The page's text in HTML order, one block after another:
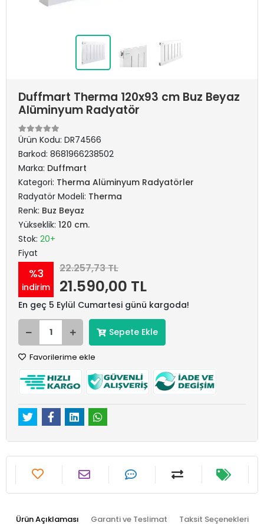
Duffmart Therma 120x93 cm Buz Beyaz
Alüminyum Radyatör
Ürün Kodu: DR74566
Barkod: 8681966238502
Marka: Duffmart
Kategori: Therma Alüminyum Radyatörler
Radyatör Modeli: Therma
Renk: Buz Beyaz
Yükseklik: 120 cm.
Stok: 20+
Fiyat
%3
indirim
22.257,73 TL
21.590,00 TL
En geç 5 Eylül Cumartesi günü kargoda!
Sepete Ekle
Favorilerime ekle
Ürün Açıklaması Garanti ve Teslimat Taksit Seçenekleri